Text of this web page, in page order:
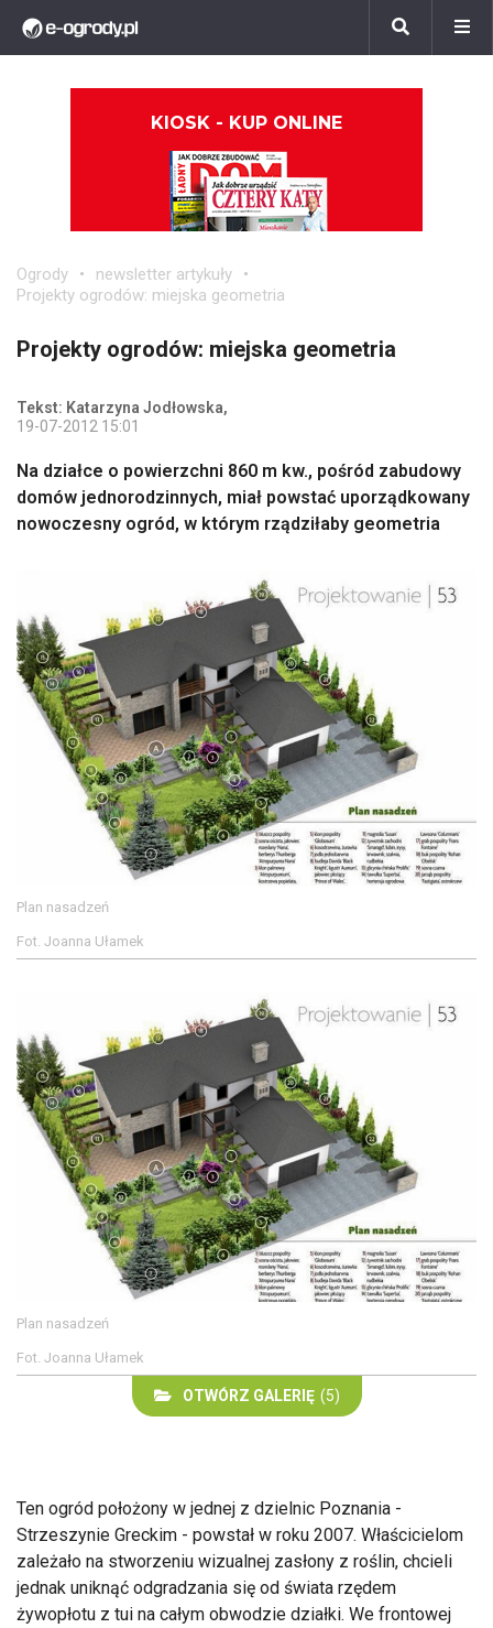
KIOSK - KUP ONLINE
Ogrody
newsletter artykuły
Projekty ogrodów: miejska geometria
Projekty ogrodów: miejska geometria
Tekst: Katarzyna Jodłowska,
19-07-2012 15:01
Na działce o powierzchni 860 m kw., pośród zabudowy
domów jednorodzinnych, miał powstać uporządkowany
nowoczesny ogród, w którym rządziłaby geometria
Plan nasadzeń
Fot. Joanna Ułamek
Plan nasadzeń
Fot. Joanna Ułamek
OTWÓRZ GALERIĘ (5)
Ten ogród położony w jednej z dzielnic Poznania -
Strzeszynie Greckim - powstał w roku 2007. Właścicielom
zależało na stworzeniu wizualnej zasłony z roślin, chcieli
jednak uniknąć odgradzania się od świata rzędem
żywopłotu z tui na całym obwodzie działki. We frontowej